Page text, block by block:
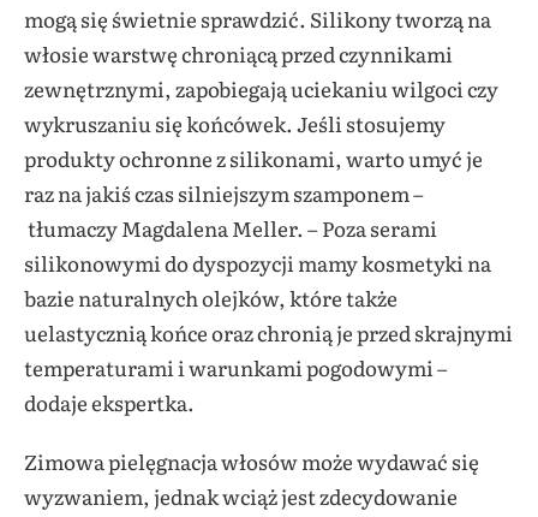
mogą się świetnie sprawdzić. Silikony tworzą na
włosie warstwę chroniącą przed czynnikami
zewnętrznymi, zapobiegają uciekaniu wilgoci czy
wykruszaniu się końcówek. Jeśli stosujemy
produkty ochronne z silikonami, warto umyć je
raz na jakiś czas silniejszym szamponem –
tłumaczy Magdalena Meller. – Poza serami
silikonowymi do dyspozycji mamy kosmetyki na
bazie naturalnych olejków, które także
uelastycznią końce oraz chronią je przed skrajnymi
temperaturami i warunkami pogodowymi –
dodaje ekspertka.
Zimowa pielęgnacja włosów może wydawać się
wyzwaniem, jednak wciąż jest zdecydowanie